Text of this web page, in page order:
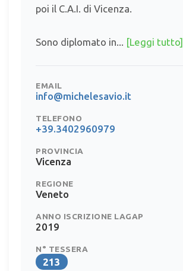
poi il C.A.I. di Vicenza.
Sono diplomato in... [Leggi tutto]
EMAIL
info@michelesavio.it
TELEFONO
+39.3402960979
PROVINCIA
Vicenza
REGIONE
Veneto
ANNO ISCRIZIONE LAGAP
2019
N° TESSERA
213